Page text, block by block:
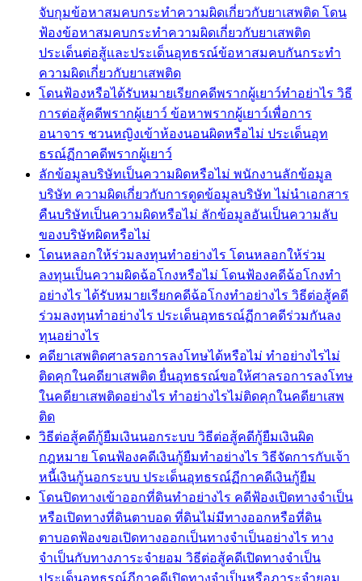
จับกุมข้อหาสมคบกระทำความผิดเกี่ยวกับยาเสพติด โดน
ฟ้องข้อหาสมคบกระทำความผิดเกี่ยวกับยาเสพติด
ประเด็นต่อสู้และประเด็นอุทธรณ์ข้อหาสมคบกันกระทำ
ความผิดเกี่ยวกับยาเสพติด
โดนฟ้องหรือได้รับหมายเรียกคดีพรากผู้เยาว์ทำอย่าไร วิธี
การต่อสู้คดีพรากผู้เยาว์ ข้อหาพรากผู้เยาว์เพื่อการ
อนาจาร ชวนหญิงเข้าห้องนอนผิดหรือไม่ ประเด็นอุท
ธรณ์ฏีกาคดีพรากผู้เยาว์
ลักข้อมูลบริษัทเป็นความผิดหรือไม่ พนักงานลักข้อมูล
บริษัท ความผิดเกี่ยวกับการดูดข้อมูลบริษัท ไม่นำเอกสาร
คืนบริษัทเป็นความผิดหรือไม่ ลักข้อมูลอันเป็นความลับ
ของบริษัทผิดหรือไม่
โดนหลอกให้ร่วมลงทุนทำอย่างไร โดนหลอกให้ร่วม
ลงทุนเป็นความผิดฉ้อโกงหรือไม่ โดนฟ้องคดีฉ้อโกงทำ
อย่างไร ได้รับหมายเรียกคดีฉ้อโกงทำอย่างไร วิธีต่อสู้คดี
ร่วมลงทุนทำอย่างไร ประเด็นอุทธรณ์ฏีกาคดีร่วมกันลง
ทุนอย่างไร
คดียาเสพติดศาลรอการลงโทษได้หรือไม่ ทำอย่างไรไม่
ติดคุกในคดียาเสพติด ยื่นอุทธรณ์ขอให้ศาลรอการลงโทษ
ในคดียาเสพติดอย่างไร ทำอย่างไรไม่ติดคุกในคดียาเสพ
ติด
วิธีต่อสู้คดีกู้ยืมเงินนอกระบบ วิธีต่อสู้คดีกู้ยืมเงินผิด
กฎหมาย โดนฟ้องคดีเงินกู้ยืมทำอย่างไร วิธีจัดการกับเจ้า
หนี้เงินกู้นอกระบบ ประเด็นอุทธรณ์ฏีกาคดีเงินกู้ยืม
โดนปิดทางเข้าออกที่ดินทำอย่างไร คดีฟ้องเปิดทางจำเป็น
หรือเปิดทางที่ดินตาบอด ที่ดินไม่มีทางออกหรือที่ดิน
ตาบอดฟ้องขอเปิดทางออกเป็นทางจำเป็นอย่างไร ทาง
จำเป็นกับทางภาระจำยอม วิธีต่อสู้คดีเปิดทางจำเป็น
ประเด็นอุทธรณ์ฏีกาคดีเปิดทางจำเป็นหรือภาระจำยอม